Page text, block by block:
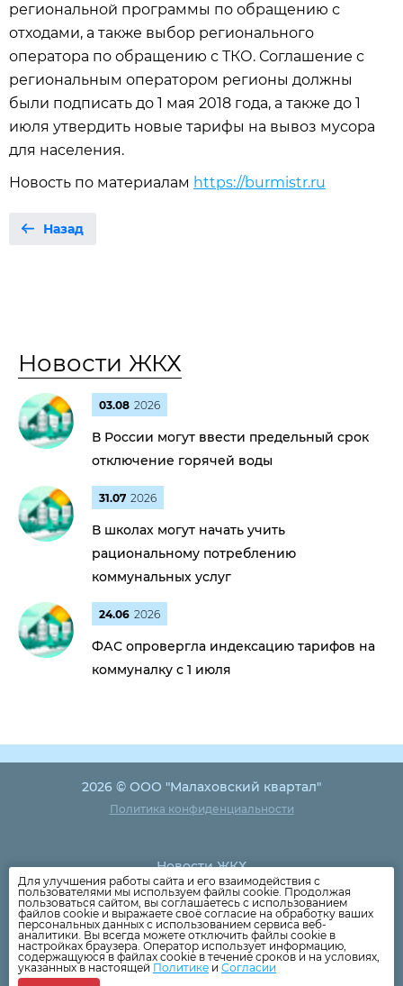
региональной программы по обращению с
отходами, а также выбор регионального
оператора по обращению с ТКО. Соглашение с
региональным оператором регионы должны
были подписать до 1 мая 2018 года, а также до 1
июля утвердить новые тарифы на вывоз мусора
для населения.
Новость по материалам https://burmistr.ru
Назад
Новости ЖКХ
03.08 2026
В России могут ввести предельный срок
отключение горячей воды
31.07 2026
В школах могут начать учить
рациональному потреблению
коммунальных услуг
24.06 2026
ФАС опровергла индексацию тарифов на
коммуналку с 1 июля
2026 © ООО "Малаховский квартал"
Политика конфиденциальности
Новости ЖКХ
Новости компании
Как оплатить
Дома
Раскрытие информации
Вопросы
Для улучшения работы сайта и его взаимодействия с
пользователями мы используем файлы cookie. Продолжая
пользоваться сайтом, вы соглашаетесь с использованием
файлов cookie и выражаете своё согласие на обработку ваших
персональных данных с использованием сервиса веб-
аналитики. Вы всегда можете отключить файлы cookie в
настройках браузера. Оператор использует информацию,
содержащуюся в файлах cookie в течение сроков и на условиях,
указанных в настоящей Политике и Согласии